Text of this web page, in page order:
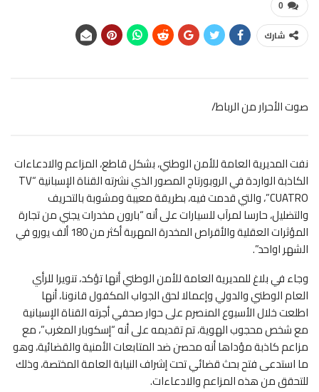
0
شارك
صوت الأحرار من الرباط/
نفت المديرية العامة للأمن الوطني، بشكل قاطع، المزاعم والادعاءات
الكاذبة الواردة
في الروبورتاج المصور الذي نشرته القناة الإسبانية “TV
CUATRO”، والتي قدمت فيه، بطريقة معيبة ومشوبة بالتحريف
والتضليل، حارسا لمرآب للسيارات على أنه “بارون مخدرات يجني من تجارة
المؤثرات العقلية والأقراص المخدرة المهربة أكثر من 180 ألف يورو في
الشهر اواحد”.
وجاء في بلاغ للمديرية العامة للأمن الوطني أنها تؤكد، تنويرا للرأي
العام الوطني والدولي وإعمالا لحق الجواب المكفول قانونا، أنها
اطلعت خلال الأسبوع المنصرم على حوار صحفي أجرته القناة الإسبانية
مع شخص محجوب الهوية، تم تقديمه على أنه “إسكوبار المغرب”، مع
مزاعم كاذبة مؤداها أنه محصن ضد المتابعات الأمنية والقضائية، وهو
ما استدعى فتح بحث قضائي تحت إشراف النيابة العامة المختصة، وذلك
للتحقق من هذه المزاعم والادعاءات.